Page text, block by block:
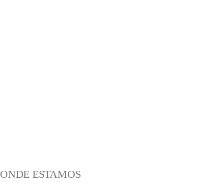
ONDE ESTAMOS